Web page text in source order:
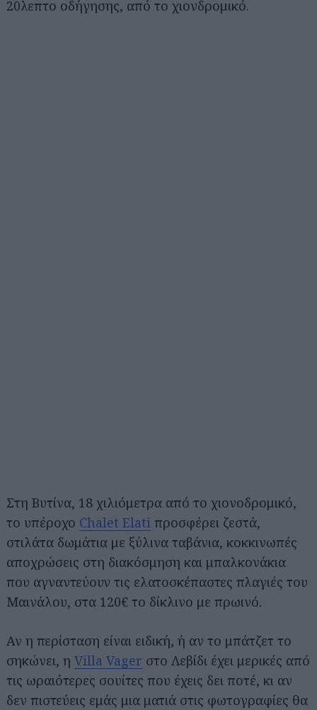
20λεπτο οδήγησης, από το χιονδρομικό.
Στη Βυτίνα, 18 χιλιόμετρα από το χιονοδρομικό,
το υπέροχο Chalet Elati προσφέρει ζεστά,
στιλάτα δωμάτια με ξύλινα ταβάνια, κοκκινωπές
αποχρώσεις στη διακόσμηση και μπαλκονάκια
που αγναντεύουν τις ελατοσκέπαστες πλαγιές του
Μαινάλου, στα 120€ το δίκλινο με πρωινό.
Αν η περίσταση είναι ειδική, ή αν το μπάτζετ το
σηκώνει, η Villa Vager στο Λεβίδι έχει μερικές από
τις ωραιότερες σουίτες που έχεις δει ποτέ, κι αν
δεν πιστεύεις εμάς μια ματιά στις φωτογραφίες θα